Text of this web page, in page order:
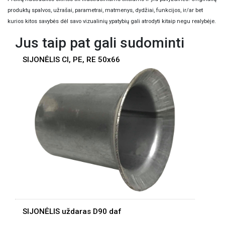
produktų spalvos, užrašai, parametrai, matmenys, dydžiai, funkcijos, ir/ar bet
kurios kitos savybės dėl savo vizualinių ypatybių gali atrodyti kitaip negu realybėje.
Jus taip pat gali sudominti
SIJONĖLIS CI, PE, RE 50x66
SIJONĖLIS uždaras D90 daf